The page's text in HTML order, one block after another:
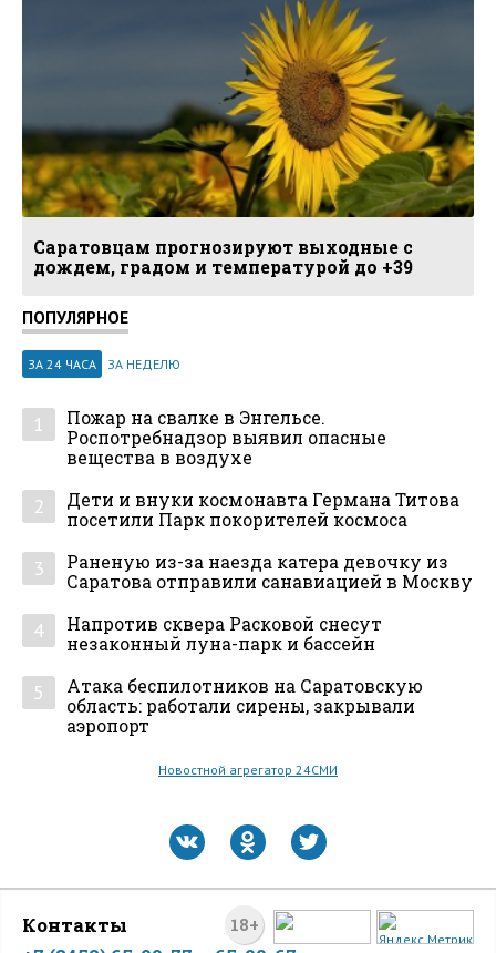
Саратовцам прогнозируют выходные с
дождем, градом и температурой до +39
ПОПУЛЯРНОЕ
ЗА 24 ЧАСА ЗА НЕДЕЛЮ
1
Пожар на свалке в Энгельсе.
Роспотребнадзор выявил опасные
вещества в воздухе
2
Дети и внуки космонавта Германа Титова
посетили Парк покорителей космоса
3
Раненую из-за наезда катера девочку из
Саратова отправили санавиацией в Москву
4
Напротив сквера Расковой снесут
незаконный луна-парк и бассейн
5
Атака беспилотников на Саратовскую
область: работали сирены, закрывали
аэропорт
Новостной агрегатор 24СМИ
18+
Контакты